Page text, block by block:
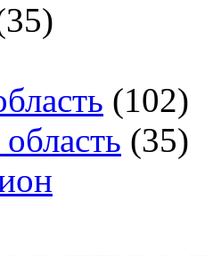
(102)
(35)